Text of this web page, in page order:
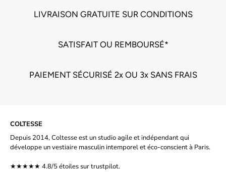
LIVRAISON GRATUITE SUR CONDITIONS
SATISFAIT OU REMBOURSÉ*
PAIEMENT SÉCURISÉ 2x OU 3x SANS FRAIS
COLTESSE
Depuis 2014, Coltesse est un studio agile et indépendant qui
développe un vestiaire masculin intemporel et éco-conscient à Paris.
★★★★★ 4.8/5 étoiles surtrustpilot.